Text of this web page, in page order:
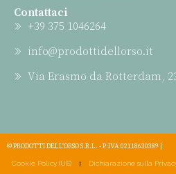
Contattaci
+39 375 1046264
info@prodottidellorso.it
Via Erasmo da Rotterdam,
© PRODOTTI DELL'ORSO S.R.L. - P:IVA 02118630389 |
Cookie Policy (UE) Dichiarazione sulla